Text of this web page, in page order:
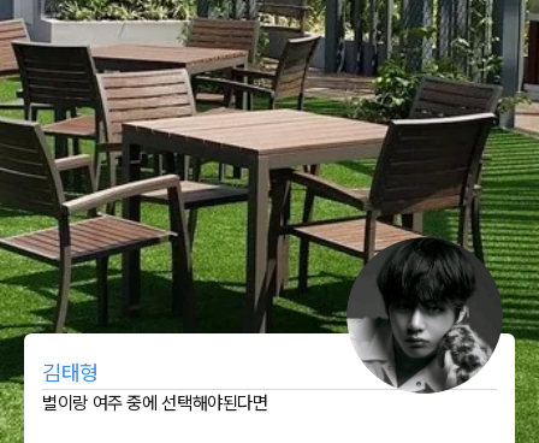
김태형
별이랑 여주 중에 선택해야된다면